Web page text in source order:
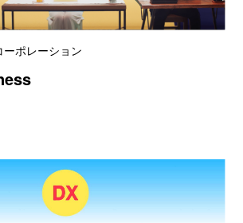
ポレーション